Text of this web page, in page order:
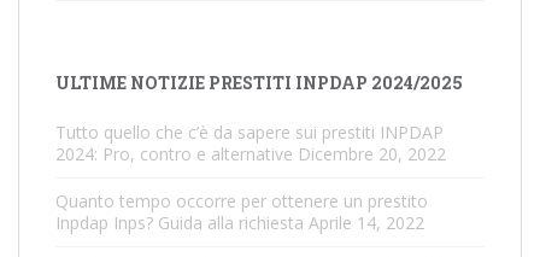
ULTIME NOTIZIE PRESTITI INPDAP 2024/2025
Tutto quello che c’è da sapere sui prestiti INPDAP
2024: Pro, contro e alternative Dicembre 20, 2022
Quanto tempo occorre per ottenere un prestito
Inpdap Inps? Guida alla richiesta Aprile 14, 2022